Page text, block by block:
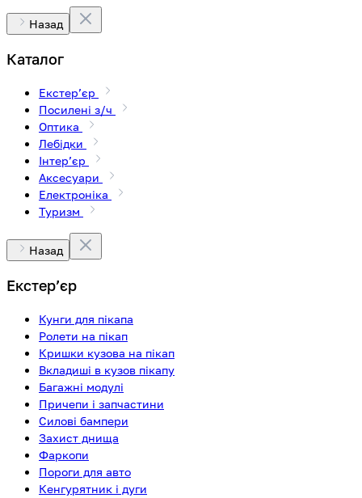
Назад
Каталог
Екстерʼєр
Посилені з/ч
Оптика
Лебідки
Інтерʼєр
Аксесуари
Електроніка
Туризм
Назад
Екстерʼєр
Кунги для пікапа
Ролети на пікап
Кришки кузова на пікап
Вкладиші в кузов пікапу
Багажні модулі
Причепи і запчастини
Силові бампери
Захист днища
Фаркопи
Пороги для авто
Кенгурятник і дуги